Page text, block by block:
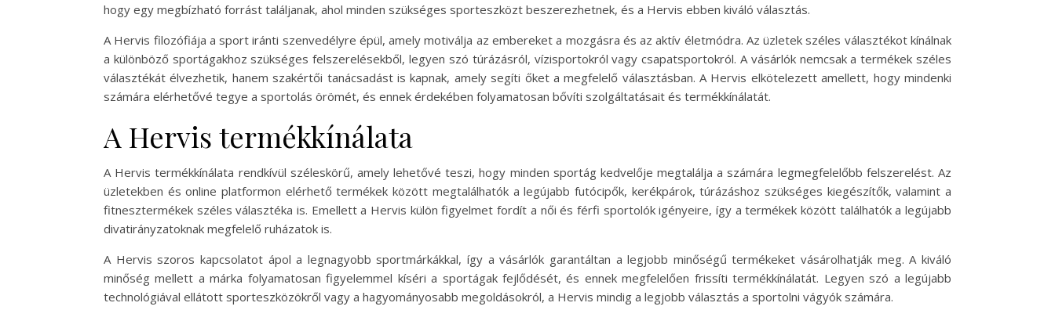
hogy egy megbízható forrást találjanak, ahol minden szükséges sporteszközt beszerezhetnek, és a Hervis ebben kiváló választás.
A Hervis filozófiája a sport iránti szenvedélyre épül, amely motiválja az embereket a mozgásra és az aktív életmódra. Az üzletek széles választékot kínálnak
a különböző sportágakhoz szükséges felszerelésekből, legyen szó túrázásról, vízisportokról vagy csapatsportokról. A vásárlók nemcsak a termékek széles
választékát élvezhetik, hanem szakértői tanácsadást is kapnak, amely segíti őket a megfelelő választásban. A Hervis elkötelezett amellett, hogy mindenki
számára elérhetővé tegye a sportolás örömét, és ennek érdekében folyamatosan bővíti szolgáltatásait és termékkínálatát.
A Hervis termékkínálata
A Hervis termékkínálata rendkívül széleskörű, amely lehetővé teszi, hogy minden sportág kedvelője megtalálja a számára legmegfelelőbb felszerelést. Az
üzletekben és online platformon elérhető termékek között megtalálhatók a legújabb futócipők, kerékpárok, túrázáshoz szükséges kiegészítők, valamint a
fitnesztermékek széles választéka is. Emellett a Hervis külön figyelmet fordít a női és férfi sportolók igényeire, így a termékek között találhatók a legújabb
divatirányzatoknak megfelelő ruházatok is.
A Hervis szoros kapcsolatot ápol a legnagyobb sportmárkákkal, így a vásárlók garantáltan a legjobb minőségű termékeket vásárolhatják meg. A kiváló
minőség mellett a márka folyamatosan figyelemmel kíséri a sportágak fejlődését, és ennek megfelelően frissíti termékkínálatát. Legyen szó a legújabb
technológiával ellátott sporteszközökről vagy a hagyományosabb megoldásokról, a Hervis mindig a legjobb választás a sportolni vágyók számára.